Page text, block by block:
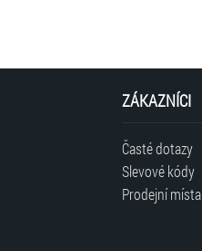
ZÁKAZNÍCI
Časté dotazy
Slevové kódy
Prodejní místa